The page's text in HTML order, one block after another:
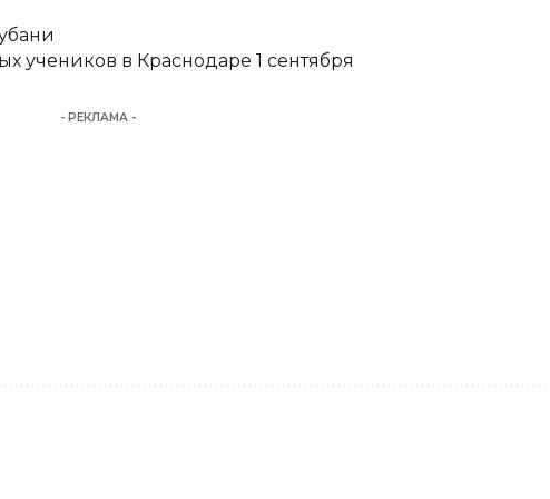
учеников в Краснодаре 1 сентября
- РЕКЛАМА -